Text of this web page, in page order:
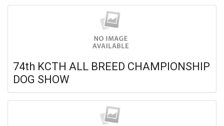
74th KCTH ALL BREED CHAMPIONSHIP
DOG SHOW